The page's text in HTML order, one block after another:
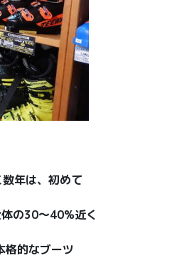
年は、初めて
の30〜40%近く
格的なブーツ